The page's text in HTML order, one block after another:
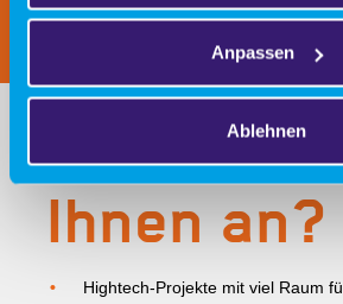
Anpassen
Ablehnen
Was
Ihnen an?
Hightech-Projekte mit viel Raum